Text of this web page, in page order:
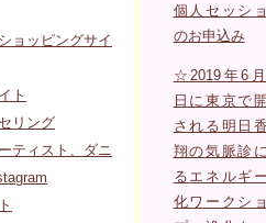
個人セッシ
のお申込み
☆2019年6
日に東京で
される明日
翔の気脈診
るエネルギ
化ワークシ
ョッピングサイ
ト
リング
ティスト、ダニ